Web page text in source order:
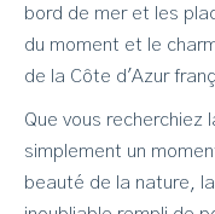
bord de mer et les
du moment et le
de la Côte d'Azur
Que vous
simplement un
beauté de la nature,